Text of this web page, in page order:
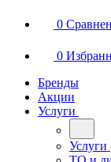
0
0
Бренды
Акции
Услуги
Услуги